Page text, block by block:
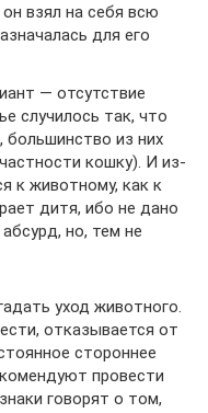
взял на себя всю
для его
— отсутствие
случилось так, что
большинство из них
кошку). И из-
к животному, как к
дитя, ибо не дано
но, тем не
уход животного.
отказывается от
стороннее
провести
говорят о том,